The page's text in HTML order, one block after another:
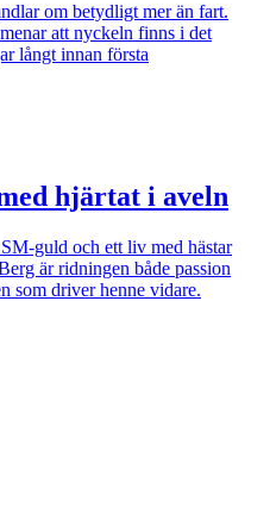
om betydligt mer än fart.
att nyckeln finns i det
långt innan första
hjärtat i aveln
guld och ett liv med hästar
är ridningen både passion
som driver henne vidare.